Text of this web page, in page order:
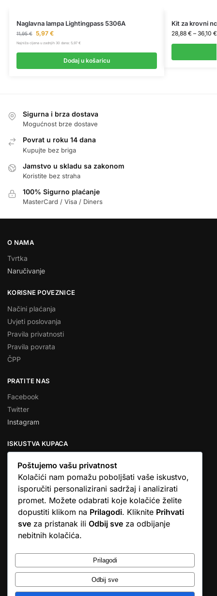
Naglavna lampa Lightingpass 5306A
11,95€ 5,97 €
Najniža cijena u zadnjih 30 dana: 5,97 €
Dodaj u košaricu
Kit za krovni
28,88 € – 36,10 €
Sigurna i brza dostava
Mogućnost brze dostave
Povrat u roku 14 dana
Kupujte bez briga
Jamstvo u skladu sa zakonom
Koristite bez straha
100% Sigurno plaćanje
MasterCard / Visa / Diners
O NAMA
Tvrtka
Naručivanje
KORISNE POVEZNICE
Načini plaćanja
Uvjeti poslovanja
Pravila privatnosti
Pravila povrata
ČPP
PRATITE NAS
Facebook
Twitter
Instagram
ISKUSTVA KUPACA
★★★★★
… Ono što me se dojmilo je ljudski pristup i njihova briga da
dobijem što sam naručio. U većini web shopova nitko vas ne
zove, samo otkažu narudžbu. …
Stjepan D.M.
© Argus elektronika d.o.o.
Poštujemo vašu privatnost
Kolačići nam pomažu poboljšati vaše iskustvo,
isporučiti personalizirani sadržaj i analizirati
promet. Možete odabrati koje kolačiće želite
dopustiti klikom na Prilagodi. Kliknite Prihvati
sve za pristanak ili Odbij sve za odbijanje
nebitnih kolačića.
Prilagodi
Odbij sve